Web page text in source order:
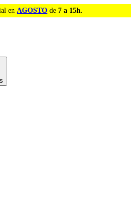
en AGOSTO de 7 a 15h.